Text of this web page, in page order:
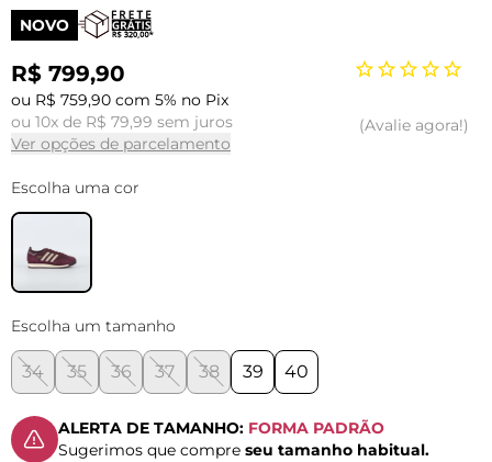
NOVO
R$ 799,90
ou R$ 759,90 com 5% no Pix
ou 10x de R$ 79,99 sem juros
Ver opções de parcelamento
Avalie agora!
Escolha uma cor
Escolha um tamanho
34 35 36 37 38 39 40
ALERTA DE TAMANHO: FORMA PADRÃO
Sugerimos que compre seu tamanho habitual.